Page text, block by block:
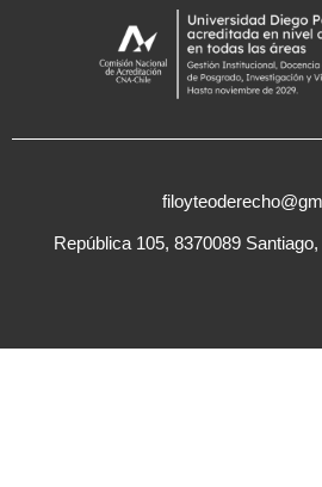
República 105, 8370089